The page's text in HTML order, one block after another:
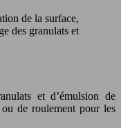
de la surface,
des granulats et
et d’émulsion de
de roulement pour les